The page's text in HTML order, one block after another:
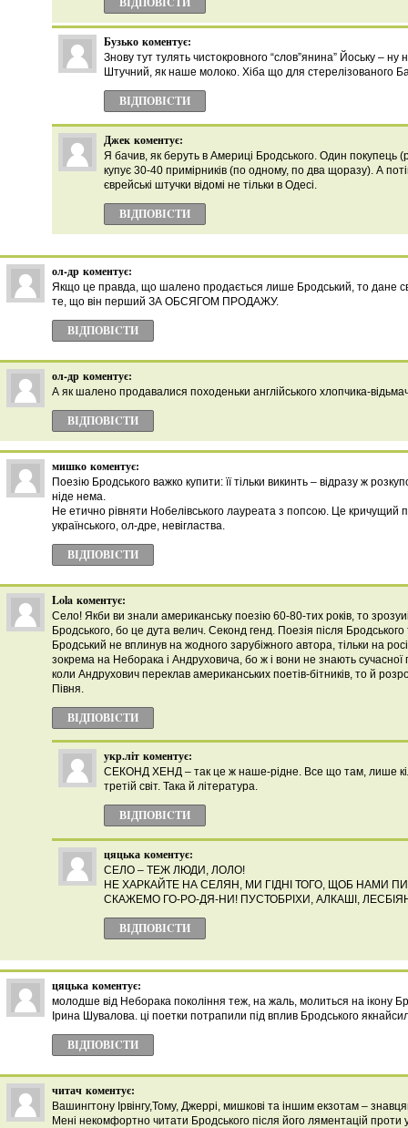
Бузько коментує:
Знову тут тулять чистокровного “слов”янина” Йоську – ну
Штучний, як наше молоко. Хіба що для стерелізованого
ВІДПОВІCТИ
Джек коментує:
Я бачив, як беруть в Америці Бродського. Один покупець
купує 30-40 примірників (по одному, по два щоразу). А
єврейські штучки відомі не тільки в Одесі.
ВІДПОВІCТИ
ол-др коментує:
Якщо це правда, що шалено продається лише Бродський, то дане
те, що він перший ЗА ОБСЯГОМ ПРОДАЖУ.
ВІДПОВІCТИ
ол-др коментує:
А як шалено продавалися походеньки англійського хлопчика-
ВІДПОВІCТИ
мишко коментує:
Поезію Бродського важко купити: її тільки викинть – відразу ж
ніде нема.
Не етично рівняти Нобелівського лауреата з попсою. Це кричущий
українського, ол-дре, невігластва.
ВІДПОВІCТИ
Lola коментує:
Село! Якби ви знали американську поезію 60-80-тих років, то
Бродського, бо це дута велич. Секонд генд. Поезія після Бродського
Бродський не вплинув на жодного зарубіжного автора, тільки на
зокрема на Неборака і Андруховича, бо ж і вони не знають сучасної
коли Андрухович переклав американських поетів-бітників, то й
Півня.
ВІДПОВІCТИ
укр.літ коментує:
СЕКОНД ХЕНД – так це ж наше-рідне. Все що там, лише
третій світ. Така й література.
ВІДПОВІCТИ
цяцька коментує:
СЕЛО – ТЕЖ ЛЮДИ, ЛОЛО!
НЕ ХАРКАЙТЕ НА СЕЛЯН, МИ ГІДНІ ТОГО, ЩОБ НАМИ
СКАЖЕМО ГО-РО-ДЯ-НИ! ПУСТОБРІХИ, АЛКАШІ,
ВІДПОВІCТИ
цяцька коментує:
молодше від Неборака покоління теж, на жаль, молиться на ікону
Ірина Шувалова. ці поетки потрапили під вплив Бродського
ВІДПОВІCТИ
читач коментує:
Вашингтону Ірвінгу,Тому, Джеррі, мишкові та іншим екзотам –
Мені некомфортно читати Бродського після його ляментацій проти